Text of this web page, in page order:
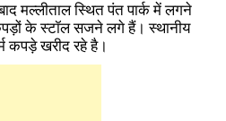
मल्लीताल स्थित पंत पार्क में लगने
कपड़ों के स्टॉल सजने लगे हैं। स्थानीय
कपड़े खरीद रहे है।